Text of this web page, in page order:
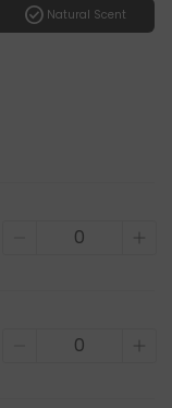
check_circle Natural Scent